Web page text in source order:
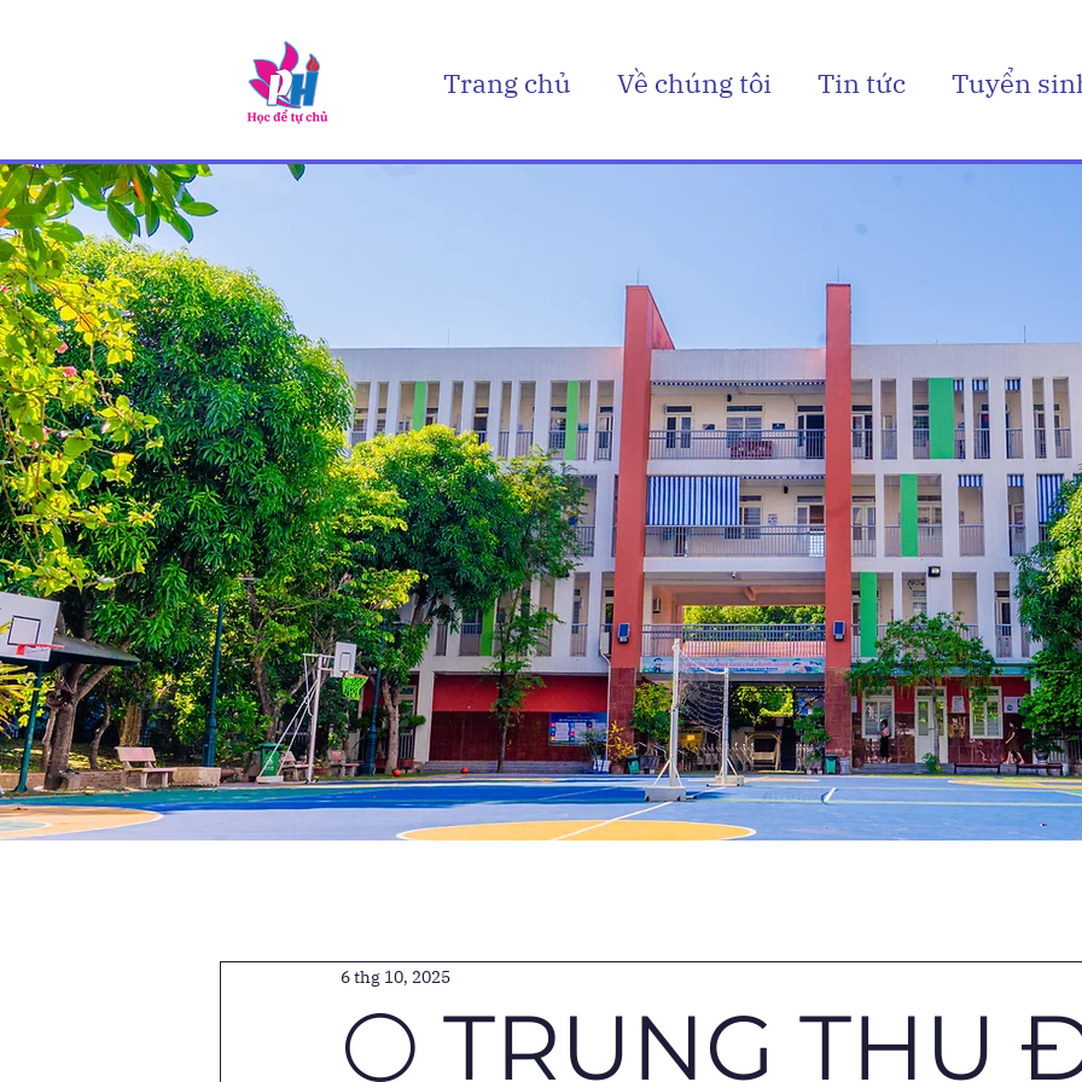
Trang chủ Về chúng tôi Tin tức Tuyển
🌕 TRUNG THU
6 thg 10, 2025